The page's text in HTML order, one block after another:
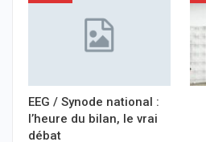
EEG / Synode national :
l’heure du bilan, le vrai
débat